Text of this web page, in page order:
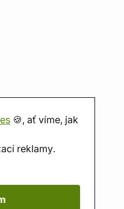
🍪, ať víme, jak
reklamy.